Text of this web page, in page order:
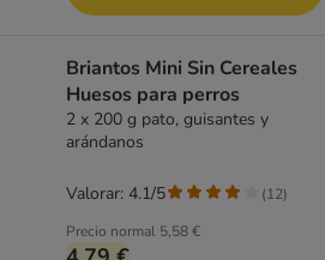
Briantos Mini Sin Cereales
Huesos para perros
2 x 200 g pato, guisantes y
arándanos
Precio normal 5,58 €
Valorar: 4.1/5 (12)